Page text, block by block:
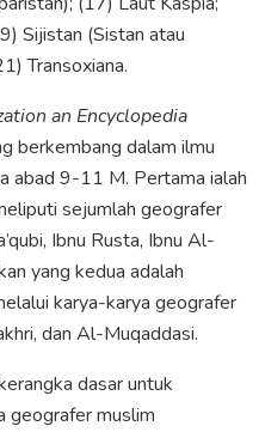
Sijistan (Sistan atau
Transoxiana.
an Encyclopedia
berkembang dalam ilmu
abad 9-11 M. Pertama ialah
sejumlah geografer
Ibnu Rusta, Ibnu Al-
yang kedua adalah
karya-karya geografer
dan Al-Muqaddasi.
dasar untuk
geografer muslim